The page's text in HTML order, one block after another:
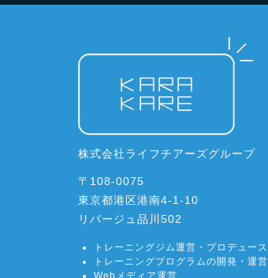
株式会社ライフチアーズグループ
〒108-0075
東京都港区港南4-1-10
リバージュ品川502
トレーニングジム運営・プロデュース
トレーニングプログラムの開発・運営
Webメディア運営